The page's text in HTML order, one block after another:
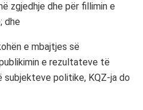
zgjedhje dhe për fillimin e
dhe
e mbajtjes së
e rezultateve të
subjekteve politike, KQZ-ja do